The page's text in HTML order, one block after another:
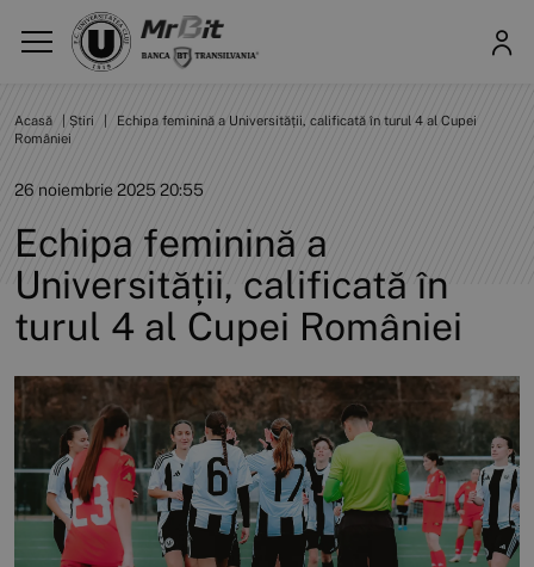
Acasă Știri
Echipa feminină a Universității, calificată în turul 4 al Cupei
României
26 noiembrie 2025 20:55
Echipa feminină a
Universității, calificată în
turul 4 al Cupei României